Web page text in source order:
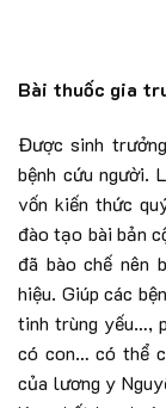
Bài thuốc gia
Được sinh
bệnh cứu người.
vốn kiến thức
đào tạo bài bản
đã bào chế nên
hiệu. Giúp các
tinh trùng yếu…,
có con… có thể
của lương y